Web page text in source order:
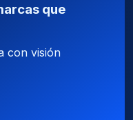
que
con visión